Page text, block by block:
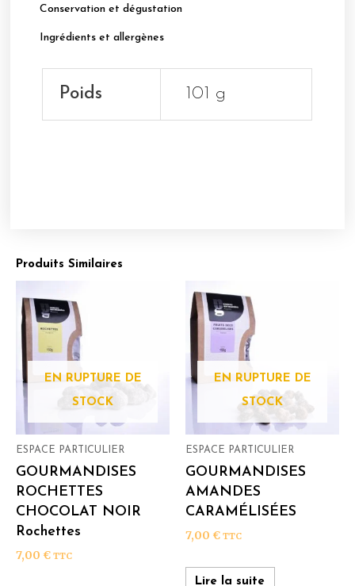
Conservation et dégustation
Ingrédients et allergènes
Poids 101 g
Produits Similaires
EN RUPTURE DE
STOCK
ESPACE PARTICULIER
GOURMANDISES
ROCHETTES
CHOCOLAT NOIR
Rochettes
7,00 € TTC
EN RUPTURE DE
STOCK
ESPACE PARTICULIER
GOURMANDISES
AMANDES
CARAMÉLISÉES
7,00 € TTC
Lire la suite